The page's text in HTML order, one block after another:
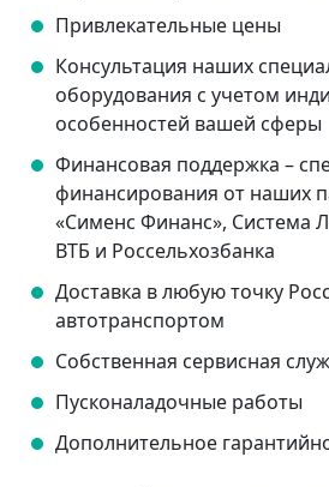
Привлекательные цены
Консультация наших
оборудования с учетом
особенностей вашей сферы
Финансовая поддержка –
финансирования от наших
«Сименс Финанс», Система
ВТБ и Россельхозбанка
Доставка в любую точку
автотранспортом
Собственная сервисная
Пусконаладочные работы
Дополнительное